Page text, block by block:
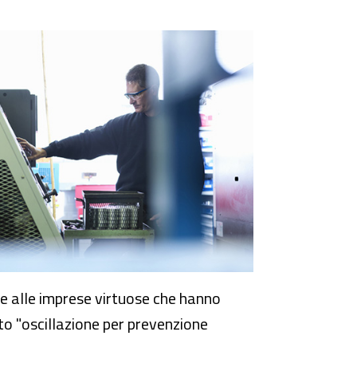
alle imprese virtuose che hanno
"oscillazione per prevenzione